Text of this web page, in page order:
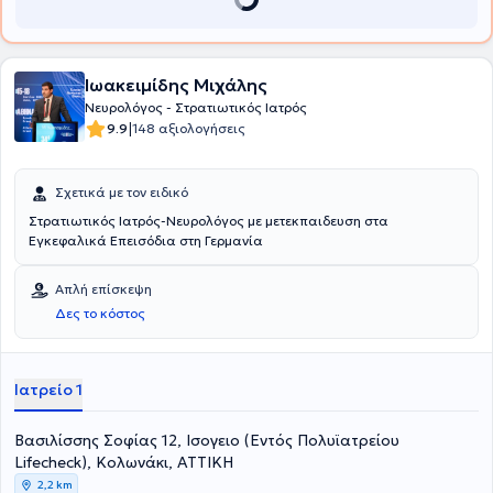
Θεράπων ιατρός στο Νοσοκομείο "Υγεία". Τέλος, ο γιατρός είναι
Ένωσης κατά της Επιληψίας, αλλά και της American Academy of
Ιωακειμίδης Μιχάλης
Νευρολόγος - Στρατιωτικός Ιατρός
9.9|148 αξιολογήσεις
Σχετικά με τον ειδικό
Στρατιωτικός Ιατρός-Νευρολόγος με μετεκπαιδευση στα
Εγκεφαλικά Επεισόδια στη Γερμανία
Απλή επίσκεψη
Δες το κόστος
Ιατρείο 1
Βασιλίσσης Σοφίας 12, Ισογειο (Εντός Πολυϊατρείου
Lifecheck), Κολωνάκι, ΑΤΤΙΚΗ
2,2 km